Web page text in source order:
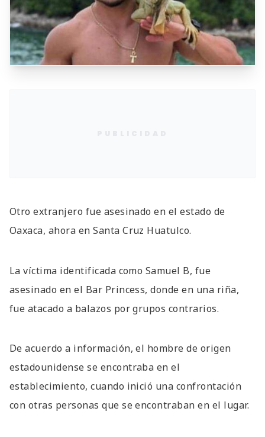
Otro extranjero fue asesinado en el estado de
Oaxaca, ahora en Santa Cruz Huatulco.
La víctima identificada como Samuel B, fue
asesinado en el Bar Princess, donde en una riña,
fue atacado a balazos por grupos contrarios.
De acuerdo a información, el hombre de origen
estadounidense se encontraba en el
establecimiento, cuando inició una confrontación
con otras personas que se encontraban en el lugar.